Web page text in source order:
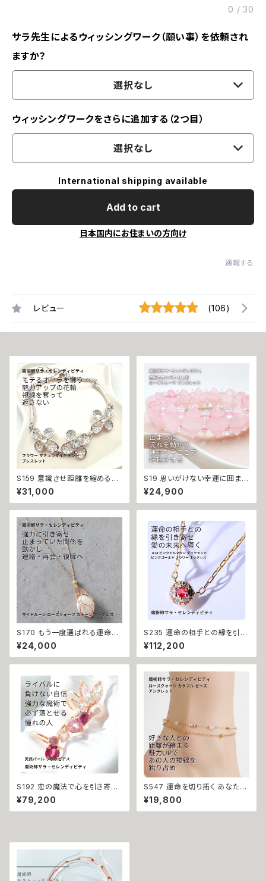
0 /30
サラ先生によるウィッシングワーク（願い事）を依頼され
ますか？
選択なし
ウィッシングワークをさらに追加する（2つ目）
選択なし
International shipping available
Add to cart
日本国内にお住まいの方向け
通報する
レビュー (106)
S159 意識させ距離を縮める輝
き 好感度が上がる 人気アップ
惚れさせ フラワー マチュラダイ
ヤモンド ブレスレット 魔術 アク
セレンディピティ お守り 縁結び
白魔術 縁切り パワーストーン
おまじない 開運 モテる 美しさ
可憐 上品度アップ 振り向かせ
る 好きにさせる 花
¥31,000
S19 思いがけない幸運に囲まれ
る 運を引き寄せる 一発逆転 開
運 強運 金運 ネガティブエネル
ギーをかき消す 逆転のロンバス
ット サラ セレンディピティ ウィッ
カの３つの魔法 魔術 アクセサリ
ー お守り 金運 財運 くじ運 席運
開運 運気アップ 幸運 召致 潜在
能力 子宝 子授け 幸運期 魔術
魔法 おまじない 白魔法 強力 ア
クセサリー パワーストーン
¥24,900
S170 もう一度選ばれる運命へ
離れた心を引き寄せる ライドル
ーン ローズクォーツ ストーン
ネックレス 魔術師 サラ・セレン
直り 再会 necklace 復縁
¥24,000
S235 運命の相手との縁を引き
寄せ、愛の未来へ導く 縁結び 片
想い 成就 ウィッカの魔法 K18
ピンクトルマリン ダイヤモンド
レス サラ・セレンディピティ 出会
い 縁結び 恋愛成就 お守り 強
力 年の差 パワーストーン 白魔
¥112,200
S192 恋の魔法で心を引き寄
せ、ライバルを出し抜く 恋愛運命
のアミュレット セレンディピティ
魔術師 天然石 マルチストーン
ト マチュラダイヤモンド ピンクト
ルマリン ローズクォーツ 淡水パ
ール サラ 強力 略奪 ライバル 引
き寄せ 片想い 成就 願い叶う お
守り チャンス デート
¥79,200
S547 運命を切り拓く あなたに
眠る魅力が花開く 片思い解消
ローズクォーツ カラフル ビーズ
アンクレット 魔術師 サラ・セレン
¥19,800